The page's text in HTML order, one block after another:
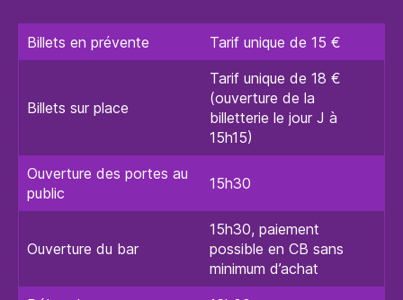
Billets en prévente Tarif unique de 15 €
Billets sur place
Tarif unique de 18 €
(ouverture de la
billetterie le jour J à
15h15)
Ouverture des portes au
public
15h30
Ouverture du bar
15h30, paiement
possible en CB sans
minimum d’achat